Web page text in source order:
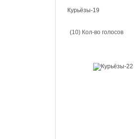
Курьёзы-19
(10) Кол-во голосов